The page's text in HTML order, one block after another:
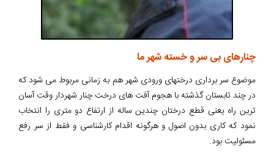
چنارهای بی سر و خسته شهر ما
موضوع سر برداری درختهای ورودی شهر هم به زمانی مربوط می شود که
در چند تابستان گذشته با هجوم آفت های درخت چنار شهردار وقت آسان
ترین راه یعنی قطع درختان چندین ساله از ارتفاع دو متری را انتخاب
نمود که کاری بدون اصول و هرگونه اقدام کارشناسی و فقط از سر رفع
مسئولیت بود.